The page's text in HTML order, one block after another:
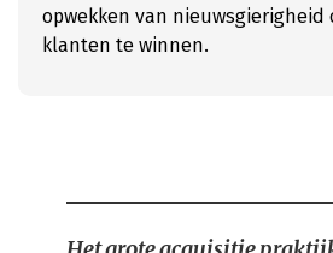
opwekken van nieuwsgierigheid
klanten te winnen.